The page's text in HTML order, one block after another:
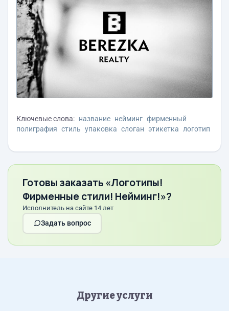
Ключевые слова: название нейминг фирменный
полиграфия стиль упаковка слоган этикетка логотип
Готовы заказать «Логотипы!
Фирменные стили! Нейминг!»?
Исполнитель на сайте 14 лет
Задать вопрос
Другие услуги